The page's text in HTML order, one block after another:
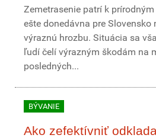
Zemetrasenie patrí k
ešte donedávna pre Slovensko
výraznú hrozbu. Situácia sa
ľudí čelí výrazným škodám na
posledných...
BÝVANIE
Ako zefektívniť